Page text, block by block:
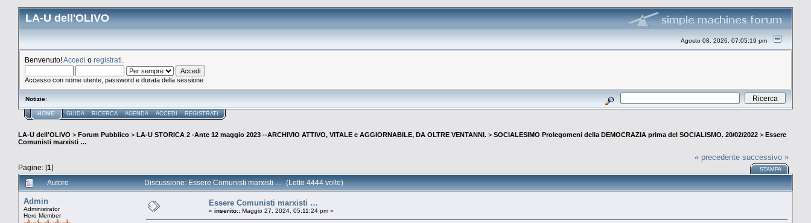
LA-U dell'OLIVO
Agosto 08, 2026, 07:05:19 pm
Benvenuto!Accedi o registrati
Accesso con nome utente, password e durata della sessione
Notizie:
HOME GUIDA RICERCA AGENDA ACCEDI REGISTRATI
LA-U dell'OLIVO > Forum Pubblico > LA-U STORICA 2 -Ante 12 maggio 2023 --ARCHIVIO ATTIVO, VITALE e AGGIORNABILE, DA OLTRE VENTANNI. > SOCIALESIMO Prolegomeni della DEMOCRAZIA prima del SOCIALISMO. 20/02/2022 > Essere
Comunisti marxisti …
Pagine: [1]
« precedente successivo »
STAMPA
Autore Discussione: Essere Comunisti marxisti … (Letto 4444 volte)
Admin
Administrator
Hero Member
Essere Comunisti marxisti …
« inserito:: Maggio 27, 2024, 05:11:24 pm »